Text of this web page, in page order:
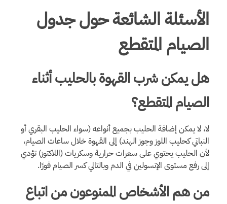
الأسئلة الشائعة حول جدول
الصيام المتقطع
هل يمكن شرب القهوة بالحليب أثناء
الصيام المتقطع؟
لا، لا يمكن إضافة الحليب بجميع أنواعه (سواء الحليب البقري أو
النباتي كحليب اللوز وجوز الهند) إلى القهوة خلال ساعات الصيام،
لأن الحليب يحتوي على سعرات حرارية وسكريات (اللاكتوز) تؤدي
إلى رفع مستوى الإنسولين في الدم وبالتالي كسر الصيام فورًا.
من هم الأشخاص الممنوعون من اتباع